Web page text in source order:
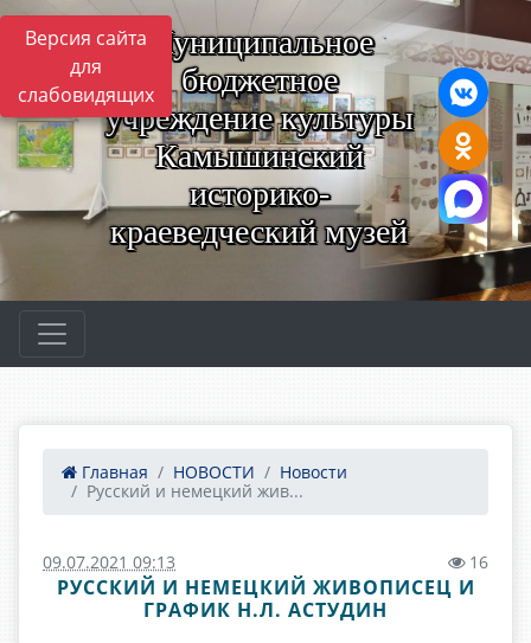
Версия сайта
для
слабовидящих
Муниципальное
бюджетное
учреждение культуры
Камышинский
историко-
краеведческий музей
Главная НОВОСТИ
Новости
Русский и немецкий жив...
09.07.2021 09:13 16
РУССКИЙ И НЕМЕЦКИЙ ЖИВОПИСЕЦ И
ГРАФИК Н.Л. АСТУДИН